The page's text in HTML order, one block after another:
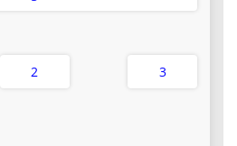
2 3